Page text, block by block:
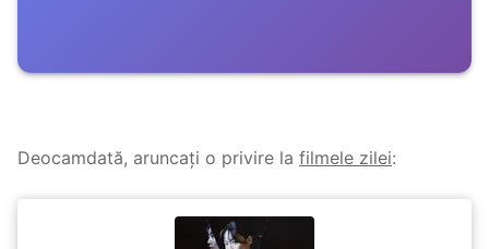
Deocamdată, aruncați o privire la filmele zilei: